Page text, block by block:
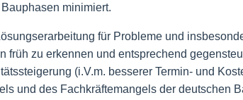
minimiert.
für Probleme und
früh zu erkennen und entsprechend
(i.V.m. besserer Termin- und
und des Fachkräftemangels der deutschen